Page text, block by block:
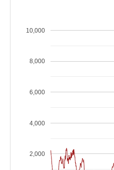
2,000
4,000
6,000
8,000
10,000